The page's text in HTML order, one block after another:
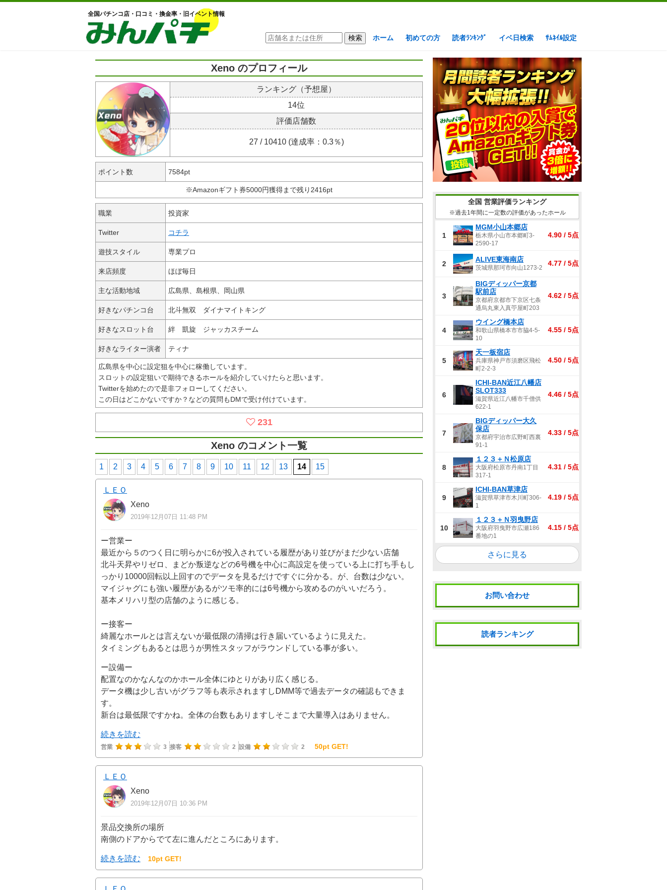
全国パチンコ店・口コミ・換金率・旧イベント情報
ホーム 初めての方 読者ﾗﾝｷﾝｸﾞ イベ日検索 ｻﾑﾈｲﾙ設定
Xeno のプロフィール
ランキング（予想屋）
14位
評価店舗数
27 / 10410 (達成率：0.3％)
ポイント数 7584pt
※Amazonギフト券5000円獲得まで残り2416pt
職業 投資家
Twitter コチラ
遊技スタイル 専業プロ
来店頻度 ほぼ毎日
主な活動地域 広島県、島根県、岡山県
好きなパチンコ台 北斗無双 ダイナマイトキング
好きなスロット台 絆 凱旋 ジャッカスチーム
好きなライター演者 ティナ
広島県を中心に設定狙を中心に稼働しています。
スロットの設定狙いで期待できるホールを紹介していけたらと思います。
Twitterを始めたので是非フォローしてください。
この日はどこかないですか？などの質問もDMで受け付けています。
231
Xeno のコメント一覧
1 2 3 4 5 6 7 8 9 10 11 12 13 14 15
ＬＥＯ
Xeno
2019年12月07日 11:48 PM
ー営業ー
最近から５のつく日に明らかに6が投入されている履歴があり並びがまだ少ない店舗
北斗天昇やリゼロ、まどか叛逆などの6号機を中心に高設定を使っている上に打ち手もし
っかり10000回転以上回すのでデータを見るだけですぐに分かる。が、台数は少ない。
マイジャグにも強い履歴があるがツモ率的には6号機から攻めるのがいいだろう。
基本メリハリ型の店舗のように感じる。
ー接客ー
綺麗なホールとは言えないが最低限の清掃は行き届いているように見えた。
タイミングもあるとは思うが男性スタッフがラウンドしている事が多い。
ー設備ー
配置なのかなんなのかホール全体にゆとりがあり広く感じる。
データ機は少し古いがグラフ等も表示されますしDMM等で過去データの確認もできま
す。
新台は最低限ですかね。全体の台数もありますしそこまで大量導入はありません。
続きを読む
営業 3 接客 2 設備 2 50pt GET!
ＬＥＯ
Xeno
2019年12月07日 10:36 PM
景品交換所の場所
南側のドアからでて左に進んだところにあります。
続きを読む 10pt GET!
全国 営業評価ランキング
※過去1年間に一定数の評価があったホール
1
MGM小山本郷店
栃木県小山市本郷町3-
2590-17
4.90 / 5点
2
ALIVE東海南店
茨城県那珂市向山1273-2
4.77 / 5点
3
BIGディッパー京都
駅前店
京都府京都市下京区七条
通烏丸東入真苧屋町203
4.62 / 5点
4
ウイング橋本店
和歌山県橋本市市脇4-5-
10
4.55 / 5点
5
天一板宿店
兵庫県神戸市須磨区飛松
町2-2-3
4.50 / 5点
6
ICHI-BAN近江八幡店
SLOT333
滋賀県近江八幡市千僧供
622-1
4.46 / 5点
7
BIGディッパー大久
保店
京都府宇治市広野町西裏
91-1
4.33 / 5点
8
１２３＋Ｎ松原店
大阪府松原市丹南1丁目
317-1
4.31 / 5点
9
ICHI-BAN草津店
滋賀県草津市木川町306-
1
4.19 / 5点
10
１２３＋Ｎ羽曳野店
大阪府羽曳野市広瀬186
番地の1
4.15 / 5点
さらに見る
お問い合わせ
読者ランキング